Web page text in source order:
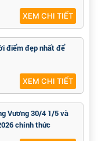
XEM CHI TIẾT
điểm đẹp nhất để
XEM CHI TIẾT
Vương 30/4 1/5 và
chính thức